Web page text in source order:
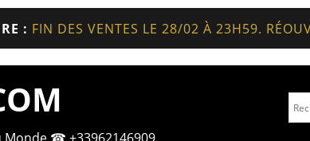
: FIN DES VENTES LE 28/02 À 23H59.